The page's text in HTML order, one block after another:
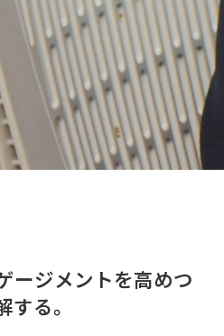
ージメントを高めつ
る。